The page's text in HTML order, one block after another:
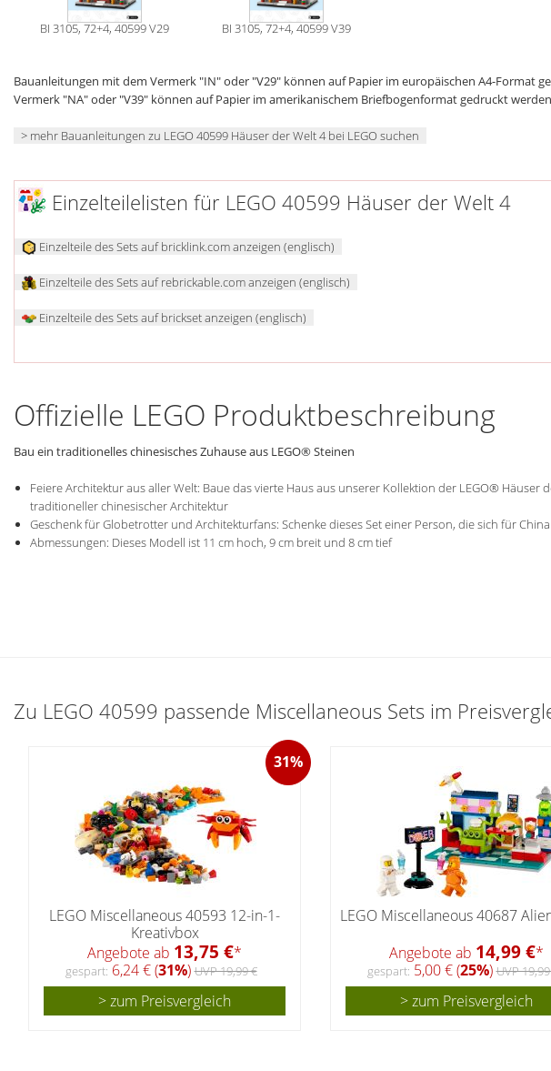
BI 3105, 72+4, 40599 V29 BI 3105, 72+4, 40599 V39
Bauanleitungen mit dem Vermerk "IN" oder "V29" können auf Papier im europäischen A4-Format
Vermerk "NA" oder "V39" können auf Papier im amerikanischem Briefbogenformat gedruckt
> mehr Bauanleitungen zu LEGO 40599 Häuser der Welt 4 bei LEGO suchen
Einzelteilelisten für LEGO 40599 Häuser der Welt 4
Einzelteile des Sets auf bricklink.com anzeigen (englisch)
Einzelteile des Sets auf rebrickable.com anzeigen (englisch)
Einzelteile des Sets auf brickset anzeigen (englisch)
Offizielle LEGO Produktbeschreibung
Bau ein traditionelles chinesisches Zuhause aus LEGO® Steinen
Feiere Architektur aus aller Welt: Baue das vierte Haus aus unserer Kollektion der LEGO® Häuser
traditioneller chinesischer Architektur
Geschenk für Globetrotter und Architekturfans: Schenke dieses Set einer Person, die sich für
Abmessungen: Dieses Modell ist 11 cm hoch, 9 cm breit und 8 cm tief
Zu LEGO 40599 passende Miscellaneous Sets im
31%
LEGO Miscellaneous 40593 12-in-1-
Kreativbox
Angebote ab 13,75 €*
gespart: 6,24 € (31%)UVP 19,99 €
> zum Preisvergleich
LEGO Miscellaneous 40687
Angebote ab 14,99 €*
gespart: 5,00 € (25%)UVP
> zum Preisvergleich